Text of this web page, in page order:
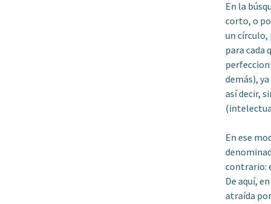
En la
corto, o
un círculo,
para cada
demás),
así decir,
En ese
contrario:
De aquí,
atraída